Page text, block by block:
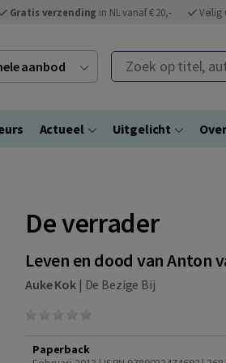
Gratis verzending in NL vanaf € 20,- Veilig
aanbod Zoek op titel,
Actueel Uitgelicht
De verrader
Leven en dood van Anton
Auke Kok| De Bezige Bij
Paperback